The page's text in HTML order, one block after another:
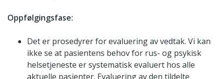
Oppfølgingsfase:
Det er prosedyrer for evaluering av vedtak. Vi kan
ikke se at pasientens behov for rus- og psykisk
helsetjeneste er systematisk evaluert hos alle
aktuelle pasienter. Evaluering av den tildelte